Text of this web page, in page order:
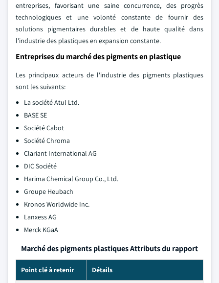
entreprises, favorisant une saine concurrence, des progrès
technologiques et une volonté constante de fournir des
solutions pigmentaires durables et de haute qualité dans
l'industrie des plastiques en expansion constante.
Entreprises du marché des pigments en plastique
Les principaux acteurs de l'industrie des pigments plastiques
sont les suivants:
La société Atul Ltd.
BASE SE
Société Cabot
Société Chroma
Clariant International AG
DIC Société
Harima Chemical Group Co., Ltd.
Groupe Heubach
Kronos Worldwide Inc.
Lanxess AG
Merck KGaA
Marché des pigments plastiques Attributs du rapport
Point clé à retenir Détails